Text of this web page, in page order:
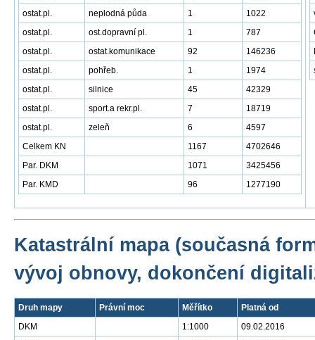
ostat.pl.
neplodná půda 1
1022
ostat.pl.
ost.dopravní pl. 1
787
ostat.pl.
ostat.komunikace 92
146236
ostat.pl.
pohřeb. 1
1974
ostat.pl.
silnice 45
42329
ostat.pl.
sport.a rekr.pl. 7
18719
ostat.pl.
zeleň 6
4597
Celkem KN
1167
4702646
Par. DKM
1071
3425456
Par. KMD
96 1277190
Katastrální mapa (současná
vývoj obnovy, dokončení
Druh mapy Právní moc Měřítko
Platná od
DKM
1:1000
09.02.2016